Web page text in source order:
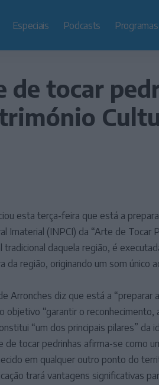
Especiais Podcasts Programas
de tocar
esta terça-feira que está a
Imaterial (INPCI) da “Arte de Tocar
tradicional daquela região, é
da região, originando um som único
Arronches diz que está a “preparar
objetivo “garantir o reconhecimento,
“um dos principais pilares” da
de tocar pedrinhas afirma-se como
em qualquer outro ponto do
trará vantagens significativas